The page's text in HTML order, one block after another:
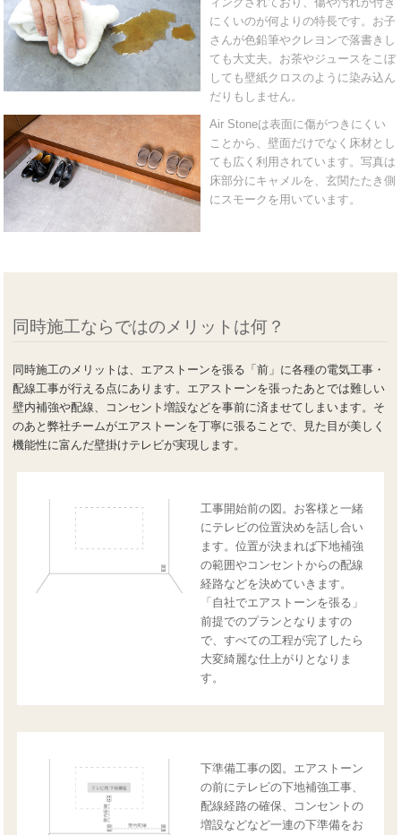
にくいのが何よりの特長です。お子
さんが色鉛筆やクレヨンで落書きし
ても大丈夫。お茶やジュースをこぼ
しても壁紙クロスのように染み込ん
だりもしません。
Air Stoneは表面に傷がつきにくい
ことから、壁面だけでなく床材とし
ても広く利用されています。写真は
床部分にキャメルを、玄関たたき側
にスモークを用いています。
同時施工ならではのメリットは何？
同時施工のメリットは、エアストーンを張る「前」に各種の電気工事・
配線工事が行える点にあります。エアストーンを張ったあとでは難しい
壁内補強や配線、コンセント増設などを事前に済ませてしまいます。そ
のあと弊社チームがエアストーンを丁寧に張ることで、見た目が美しく
機能性に富んだ壁掛けテレビが実現します。
工事開始前の図。お客様と一緒
にテレビの位置決めを話し合い
ます。位置が決まれば下地補強
の範囲やコンセントからの配線
経路などを決めていきます。
「自社でエアストーンを張る」
前提でのプランとなりますの
で、すべての工程が完了したら
大変綺麗な仕上がりとなりま
す。
下準備工事の図。エアストーン
の前にテレビの下地補強工事、
配線経路の確保、コンセントの
増設などなど一連の下準備をお